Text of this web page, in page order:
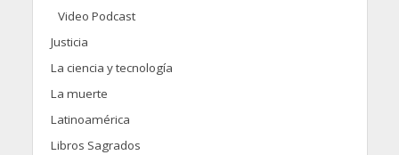
Video Podcast
Justicia
La ciencia y tecnología
La muerte
Latinoamérica
Libros Sagrados